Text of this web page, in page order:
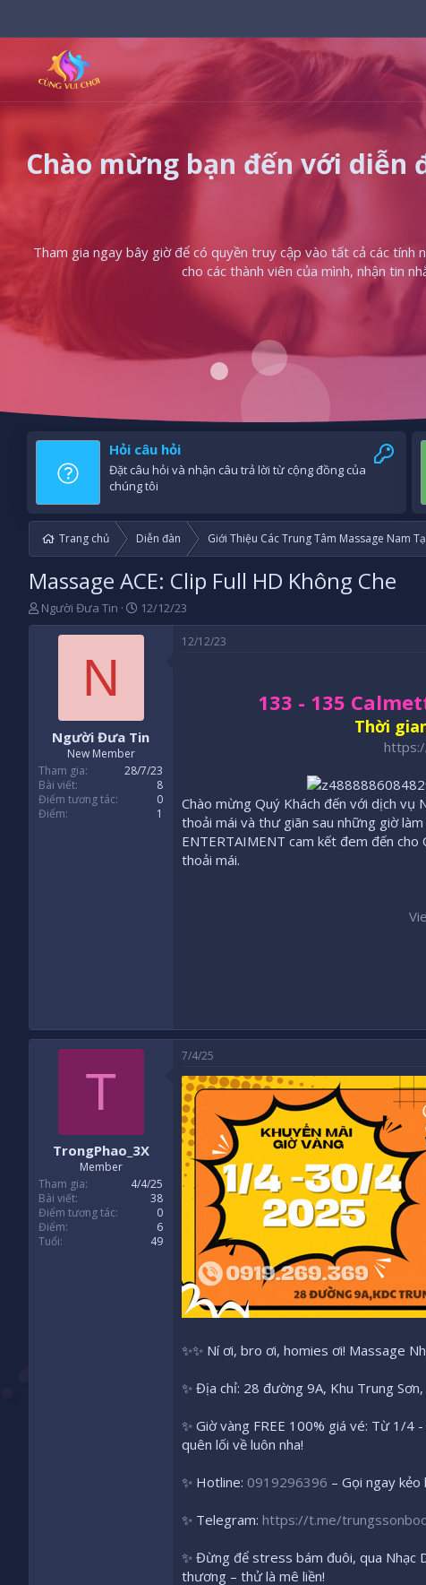
Chào mừng bạn đến với diễn
Tham gia ngay bây giờ để có quyền truy cập vào tất cả các tính
cho các thành viên của mình, nhận tin
Hỏi câu hỏi
Đặt câu hỏi và nhận câu trả lời từ cộng đồng của
chúng tôi
Trang chủ Diễn đàn Giới Thiệu Các Trung Tâm Massage Nam
Massage ACE: Clip Full HD Không Che
B
ắ
Người Đưa Tin
N
g
à
đ
ầ
12/12/23
N
Người Đưa Tin
New Member
Tham gia
28/7/23
Bài viết
8
Điểm tương tác
0
Điểm
1
12/12/23
133 - 135
Thời
Chào mừng Quý Khách đến với dịch vụ
thoải mái và thư giãn sau những giờ
ENTERTAIMENT cam kết đem đến
thoải mái.
T
TrongPhao_3X
Member
Tham gia
4/4/25
Bài viết
38
Điểm tương tác
0
Điểm
6
Tuổi
49
7/4/25
✨✨ Ní ơi, bro ơi, homies ơi! Massage
✨ Địa chỉ: 28 đường 9A, Khu Trung Sơn,
✨ Giờ vàng FREE 100% giá vé: Từ 1/
quên lối về luôn nha!
✨ Hotline: 0919296396 – Gọi ngay
✨ Telegram: https://t.me/
✨ Đừng để stress bám đuôi, qua Nhạc
thương – thử là mê liền!